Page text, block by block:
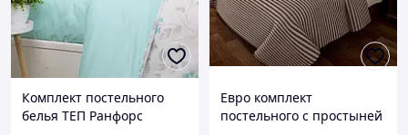
Комплект постельного
белья ТЕП Ранфорс
Евро комплект
постельного с простыней